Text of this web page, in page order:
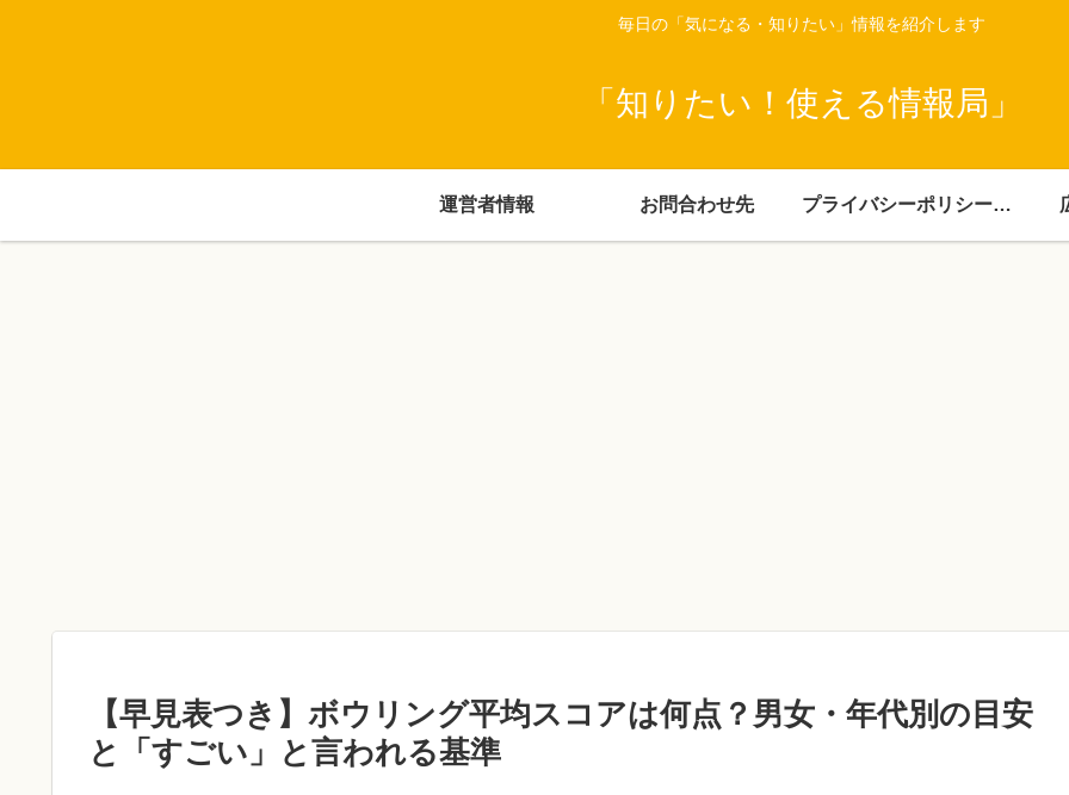
毎日の「気になる・知りたい」情報を紹介します
「知りたい！使える情報局」
運営者情報 お問合わせ先 プライバシーポリシー・免責事項
【早見表つき】ボウリング平均スコアは何点？男女・年代別の目安
と「すごい」と言われる基準